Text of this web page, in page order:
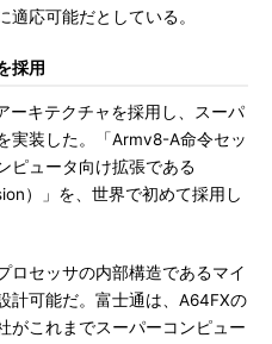
応可能だとしている。
採用
キテクチャを採用し、スーパ
実装した。「Armv8-A命令セッ
ピュータ向け拡張である
）」を、世界で初めて採用し
セッサの内部構造であるマイ
計可能だ。富士通は、A64FXの
がこれまでスーパーコンピュー